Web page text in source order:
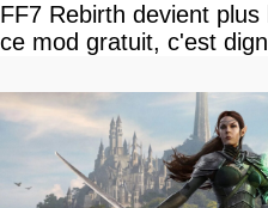
FF7 Rebirth devient
ce mod gratuit, c'est